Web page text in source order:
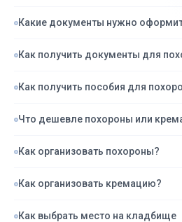
Какие документы нужно
Как получить документы для
Как получить пособия для
Что дешевле похороны или
Как организовать похороны?
Как организовать кремацию?
Как выбрать место на кладбище